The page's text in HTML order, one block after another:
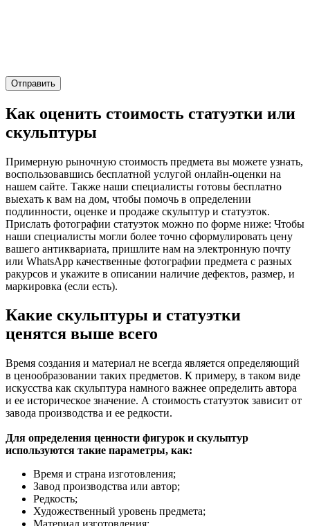
Отправить
Как оценить стоимость статуэтки или
скульптуры
Примерную рыночную стоимость предмета вы можете узнать,
воспользовавшись бесплатной услугой онлайн-оценки на
нашем сайте. Также наши специалисты готовы бесплатно
выехать к вам на дом, чтобы помочь в определении
подлинности, оценке и продаже скульптур и статуэток.
Прислать фотографии статуэток можно по форме ниже: Чтобы
наши специалисты могли более точно сформулировать цену
вашего антиквариата, пришлите нам на электронную почту
или WhatsApp качественные фотографии предмета с разных
ракурсов и укажите в описании наличие дефектов, размер, и
маркировка (если есть).
Какие скульптуры и статуэтки
ценятся выше всего
Время создания и материал не всегда является определяющий
в ценообразовании таких предметов. К примеру, в таком виде
искусства как скульптура намного важнее определить автора
и ее историческое значение. А стоимость статуэток зависит от
завода производства и ее редкости.
Для определения ценности фигурок и скульптур
используются такие параметры, как:
Время и страна изготовления;
Завод производства или автор;
Редкость;
Художественный уровень предмета;